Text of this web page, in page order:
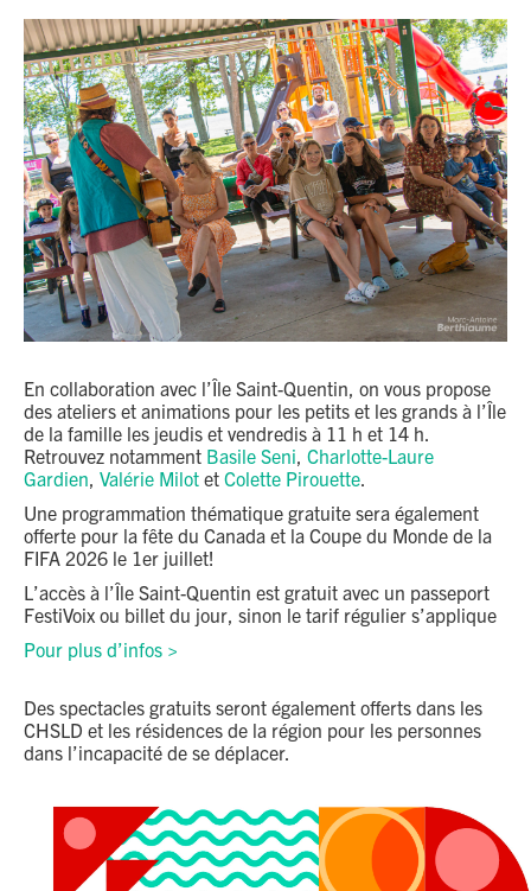
En collaboration avec l’Île Saint-Quentin, on vous propose
des ateliers et animations pour les petits et les grands à l’Île
de la famille les jeudis et vendredis à 11 h et 14 h.
Retrouvez notamment Basile Seni, Charlotte-Laure
Gardien, Valérie Milot et Colette Pirouette.
Une programmation thématique gratuite sera également
offerte pour la fête du Canada et la Coupe du Monde de la
FIFA 2026 le 1er juillet!
L’accès à l’Île Saint-Quentin est gratuit avec un passeport
FestiVoix ou billet du jour, sinon le tarif régulier s’applique
Pour plus d’infos >
Des spectacles gratuits seront également offerts dans les
CHSLD et les résidences de la région pour les personnes
dans l’incapacité de se déplacer.